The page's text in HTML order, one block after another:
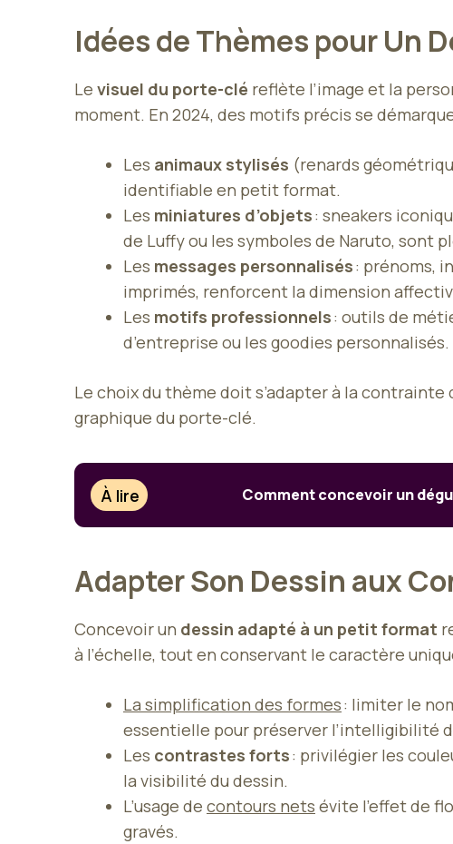
Idées de Thèmes pour Un
Le visuel du porte-clé reflète l’image et la
moment. En 2024, des motifs précis se
Les animaux stylisés (renards
identifiable en petit format.
Les miniatures d’objets: sneakers
de Luffy ou les symboles de Naruto, sont
Les messages personnalisés: prénoms,
imprimés, renforcent la dimension
Les motifs professionnels: outils de
d’entreprise ou les goodies personnalisés.
Le choix du thème doit s’adapter à la
graphique du porte-clé.
À lire Comment concevoir un
Adapter Son Dessin aux
Concevoir un dessin adapté à un petit format
à l’échelle, tout en conservant le caractère
La simplification des formes: limiter le
essentielle pour préserver l’intelligibilité
Les contrastes forts: privilégier les
la visibilité du dessin.
L’usage de contours nets évite l’effet de
gravés.